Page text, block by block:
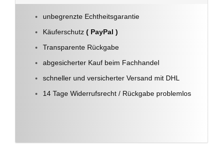
unbegrenzte Echtheitsgarantie
Käuferschutz ( PayPal )
Transparente Rückgabe
abgesicherter Kauf beim Fachhandel
schneller und versicherter Versand mit DHL
14 Tage Widerrufsrecht / Rückgabe problemlos